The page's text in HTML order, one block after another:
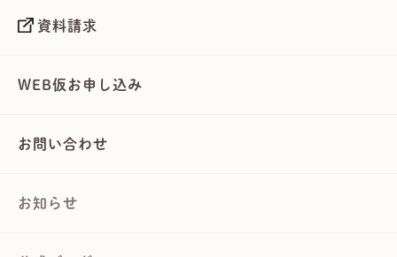
資料請求
WEB仮お申し込み
お問い合わせ
お知らせ